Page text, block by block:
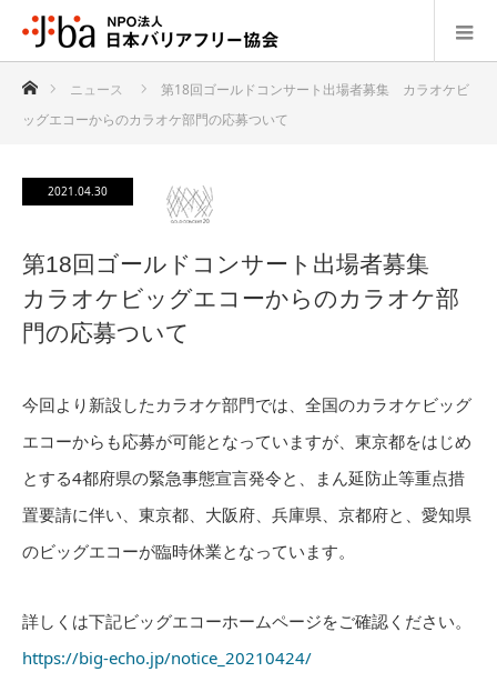
ホーム ニュース
第18回ゴールドコンサート出場者募集 カラオケビ
ッグエコーからのカラオケ部門の応募ついて
2021.04.30
第18回ゴールドコンサート出場者募集
カラオケビッグエコーからのカラオケ部
門の応募ついて
今回より新設したカラオケ部門では、全国のカラオケビッグ
エコーからも応募が可能となっていますが、東京都をはじめ
とする4都府県の緊急事態宣言発令と、まん延防止等重点措
置要請に伴い、東京都、大阪府、兵庫県、京都府と、愛知県
のビッグエコーが臨時休業となっています。
詳しくは下記ビッグエコーホームページをご確認ください。
https://big-echo.jp/notice_20210424/